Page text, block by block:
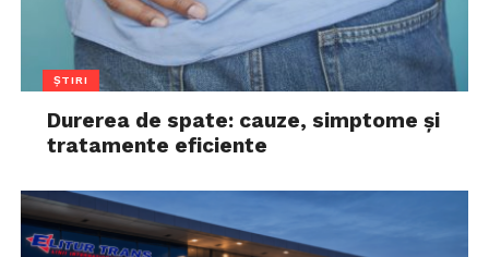
ȘTIRI
Durerea de spate: cauze, simptome și
tratamente eficiente